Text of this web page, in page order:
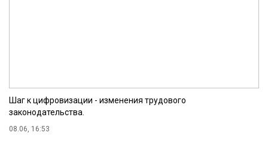
Шаг к цифровизации - изменения трудового
законодательства.
08.06, 16:53